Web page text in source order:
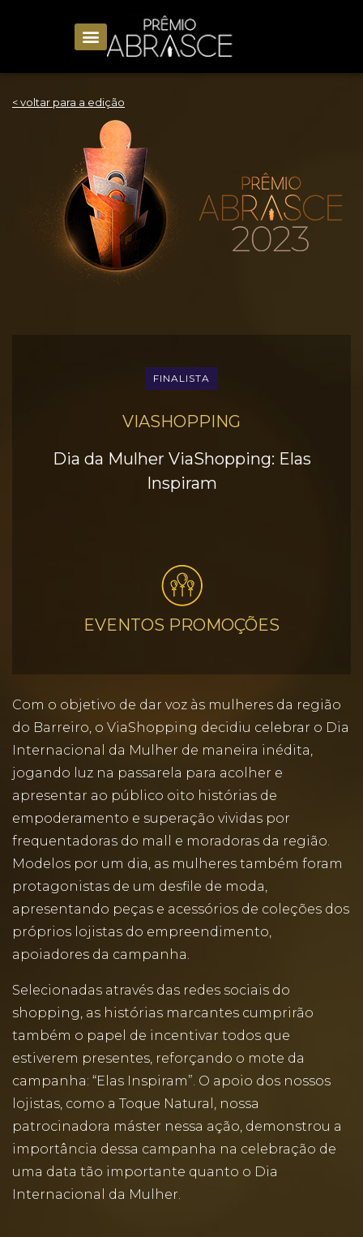
< voltar para a edição
FINALISTA
VIASHOPPING
Dia da Mulher ViaShopping: Elas
Inspiram
EVENTOS PROMOÇÕES
Com o objetivo de dar voz às mulheres da região
do Barreiro, o ViaShopping decidiu celebrar o Dia
Internacional da Mulher de maneira inédita,
jogando luz na passarela para acolher e
apresentar ao público oito histórias de
empoderamento e superação vividas por
frequentadoras do mall e moradoras da região.
Modelos por um dia, as mulheres também foram
protagonistas de um desfile de moda,
apresentando peças e acessórios de coleções dos
próprios lojistas do empreendimento,
apoiadores da campanha.
Selecionadas através das redes sociais do
shopping, as histórias marcantes cumprirão
também o papel de incentivar todos que
estiverem presentes, reforçando o mote da
campanha: “Elas Inspiram”. O apoio dos nossos
lojistas, como a Toque Natural, nossa
patrocinadora máster nessa ação, demonstrou a
importância dessa campanha na celebração de
uma data tão importante quanto o Dia
Internacional da Mulher.